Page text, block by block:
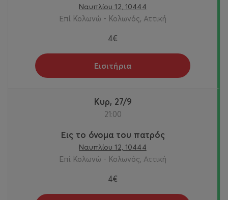
Ναυπλίου 12, 10444
Επί Κολωνώ - Κολωνός, Αττική
4€
Εισιτήρια
Κυρ, 27/9
21:00
Εις το όνομα του πατρός
Ναυπλίου 12, 10444
Επί Κολωνώ - Κολωνός, Αττική
4€